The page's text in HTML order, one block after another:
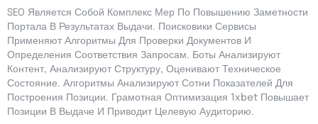
SEO Является Собой Комплекс Мер По Повышению Заметности
Портала В Результатах Выдачи. Поисковики Сервисы
Применяют Алгоритмы Для Проверки Документов И
Определения Соответствия Запросам. Боты Анализируют
Контент, Анализируют Структуру, Оценивают Техническое
Состояние. Алгоритмы Анализируют Сотни Показателей Для
Построения Позиции. Грамотная Оптимизация 1xbet Повышает
Позиции В Выдаче И Приводит Целевую Аудиторию.